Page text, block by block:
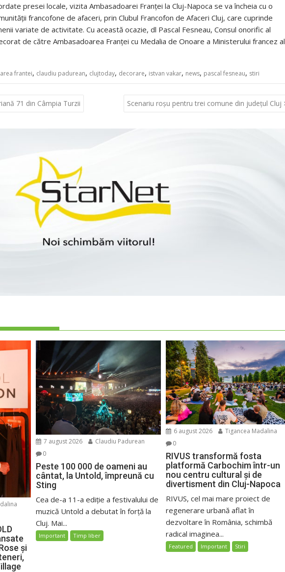
presei locale, vizita Ambasadoarei Franţei la Cluj-Napoca se va încheia cu o
francofone de afaceri, prin Clubul Francofon de Afaceri Cluj, care cuprinde
variate de activitate. Cu această ocazie, dl Pascal Fesneau, Consul onorific al
de către Ambasadoarea Franței cu Medalia de Onoare a Ministerului francez al
frantei, claudiu padurean, clujtoday, decorare, istvan vakar, news, pascal fesneau, stiri
71 din Câmpia Turzii Scenariu roșu pentru trei comune din județul Cluj
și
7 august 2026
Claudiu Padurean
0
Peste 100 000 de oameni au
cântat, la Untold, împreună cu
Sting
Cea de-a 11-a ediție a festivalului de
muzică Untold a debutat în forță la
Cluj. Mai...
Important Timp liber
6 august 2026
Tigancea Madalina
0
RIVUS transformă fosta
platformă Carbochim într-un
nou centru cultural și de
divertisment din Cluj-Napoca
RIVUS, cel mai mare proiect de
regenerare urbană aflat în
dezvoltare în România, schimbă
radical imaginea...
Featured Important Stiri